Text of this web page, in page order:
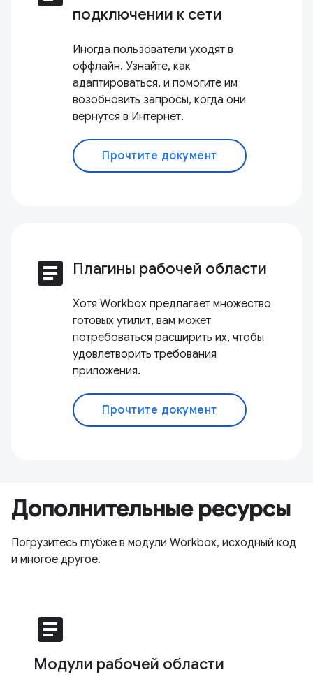
подключении к сети
Иногда пользователи уходят в
оффлайн. Узнайте, как
адаптироваться, и помогите им
возобновить запросы, когда они
вернутся в Интернет.
Прочтите документ
article Плагины рабочей области
Хотя Workbox предлагает множество
готовых утилит, вам может
потребоваться расширить их, чтобы
удовлетворить требования
приложения.
Прочтите документ
Дополнительные ресурсы
Погрузитесь глубже в модули Workbox, исходный код
и многое другое.
article
Модули рабочей области